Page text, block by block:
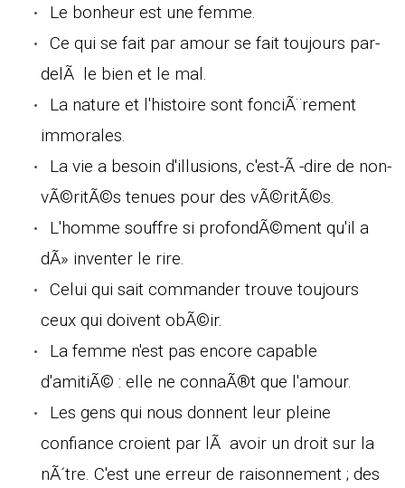
Le bonheur est une femme.
Ce qui se fait par amour se fait toujours par-
delÃ le bien et le mal.
La nature et l'histoire sont fonciÃ¨rement
immorales.
La vie a besoin d'illusions, c'est-Ã -dire de non-
vÃ©ritÃ©s tenues pour des vÃ©ritÃ©s.
L'homme souffre si profondÃ©ment qu'il a
dÃ» inventer le rire.
Celui qui sait commander trouve toujours
ceux qui doivent obÃ©ir.
La femme n'est pas encore capable
d'amitiÃ© : elle ne connaÃ®t que l'amour.
Les gens qui nous donnent leur pleine
confiance croient par lÃ avoir un droit sur la
nÃ´tre. C'est une erreur de raisonnement ; des